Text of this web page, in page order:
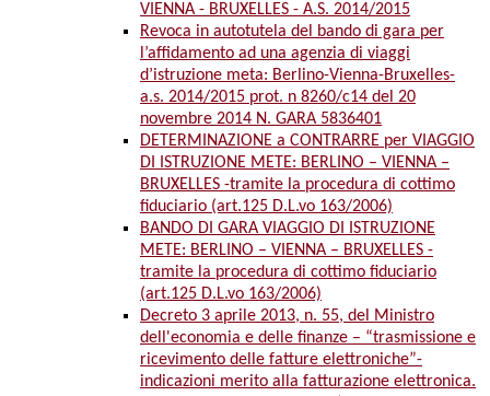
VIENNA - BRUXELLES - A.S. 2014/2015
Revoca in autotutela del bando di gara per
l’affidamento ad una agenzia di viaggi
d’istruzione meta: Berlino-Vienna-Bruxelles-
a.s. 2014/2015 prot. n 8260/c14 del 20
novembre 2014 N. GARA 5836401
DETERMINAZIONE a CONTRARRE per VIAGGIO
DI ISTRUZIONE METE: BERLINO – VIENNA –
BRUXELLES -tramite la procedura di cottimo
fiduciario (art.125 D.L.vo 163/2006)
BANDO DI GARA VIAGGIO DI ISTRUZIONE
METE: BERLINO – VIENNA – BRUXELLES -
tramite la procedura di cottimo fiduciario
(art.125 D.L.vo 163/2006)
Decreto 3 aprile 2013, n. 55, del Ministro
dell'economia e delle finanze – “trasmissione e
ricevimento delle fatture elettroniche”-
indicazioni merito alla fatturazione elettronica.